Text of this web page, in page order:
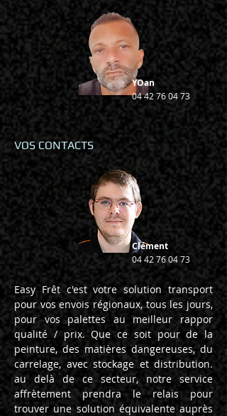
YOan
04 42 76 04 73
VOS CONTACTS
Clément
04 42 76 04 73
Easy Frêt c'est votre solution transport
pour vos envois régionaux, tous les jours,
pour vos palettes au meilleur rappor
qualité / prix. Que ce soit pour de la
peinture, des matières dangereuses, du
carrelage, avec stockage et distribution.
au delà de ce secteur, notre service
affrètement prendra le relais pour
trouver une solution équivalente auprès